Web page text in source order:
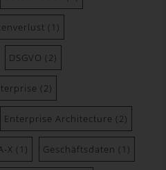
(1)
DSGVO (2)
(2)
Enterprise Architecture (2)
X (1) Geschäftsdaten (1)
oder juristische Person,
oder andere Stelle außer
dem Verantwortlichen,
und den Personen, die
Verantwortung des
des Auftragsverarbeiters
Daten zu